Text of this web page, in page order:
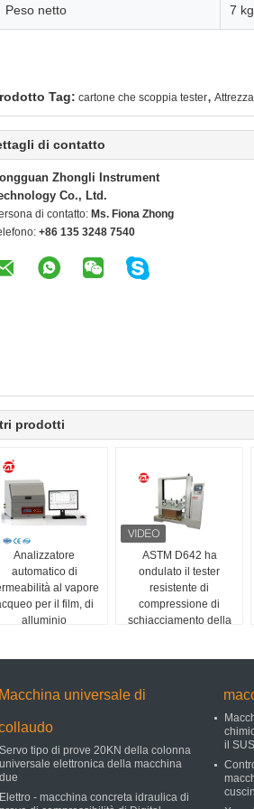
Peso netto 7 kg
Tag: cartone che scoppia tester,
di contatto
Zhongli Instrument
Co., Ltd.
di contatto: Ms. Fiona Zhong
+86 135 3248 7540
prodotti
Analizzatore
automatico di
al vapore
per il film, di
alluminio
ASTM D642 ha
ondulato il tester
resistente di
compressione di
schiacciamento della
Macchina universale di
Servo tipo di prove 20KN della colonna
universale elettronica della macchina
due
Elettro - macchina concreta idraulica di
il